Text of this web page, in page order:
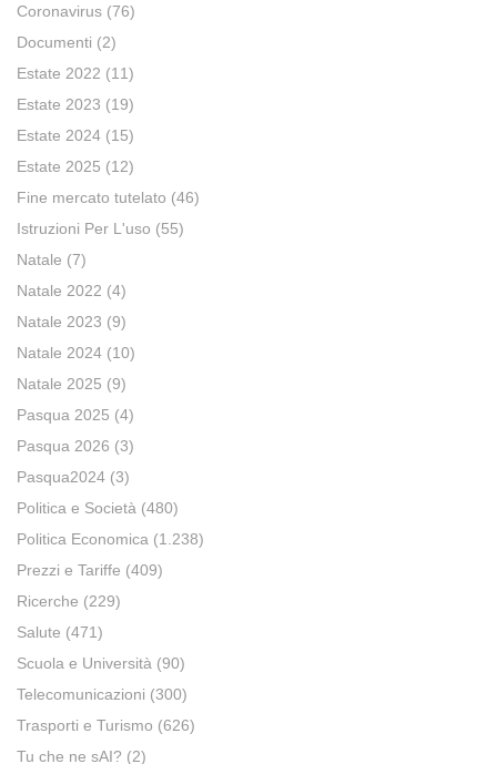
Coronavirus (76)
Documenti (2)
Estate 2022 (11)
Estate 2023 (19)
Estate 2024 (15)
Estate 2025 (12)
Fine mercato tutelato (46)
Istruzioni Per L'uso (55)
Natale (7)
Natale 2022 (4)
Natale 2023 (9)
Natale 2024 (10)
Natale 2025 (9)
Pasqua 2025 (4)
Pasqua 2026 (3)
Pasqua2024 (3)
Politica e Società (480)
Politica Economica (1.238)
Prezzi e Tariffe (409)
Ricerche (229)
Salute (471)
Scuola e Università (90)
Telecomunicazioni (300)
Trasporti e Turismo (626)
Tu che ne sAI? (2)